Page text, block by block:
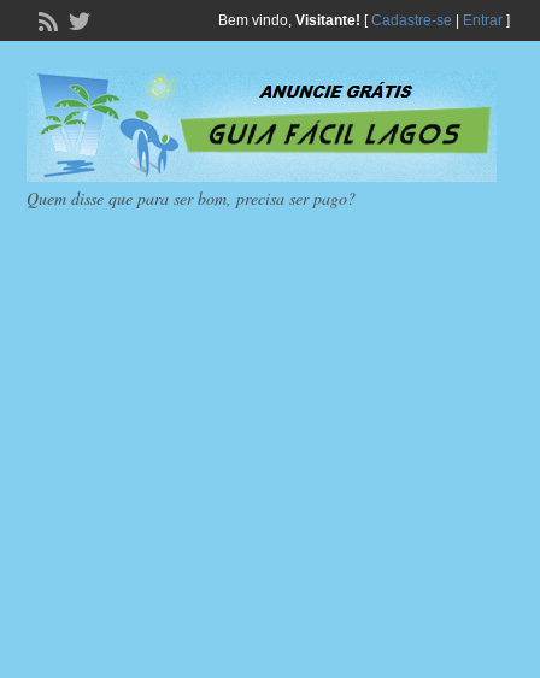
Bem vindo, Visitante! [Cadastre-se Entrar]
Quem disse que para ser bom, precisa ser pago?